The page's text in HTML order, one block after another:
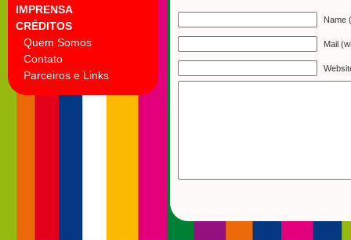
IMPRENSA
CRÉDITOS
Quem Somos
Contato
Parceiros e Links
Name
Mail